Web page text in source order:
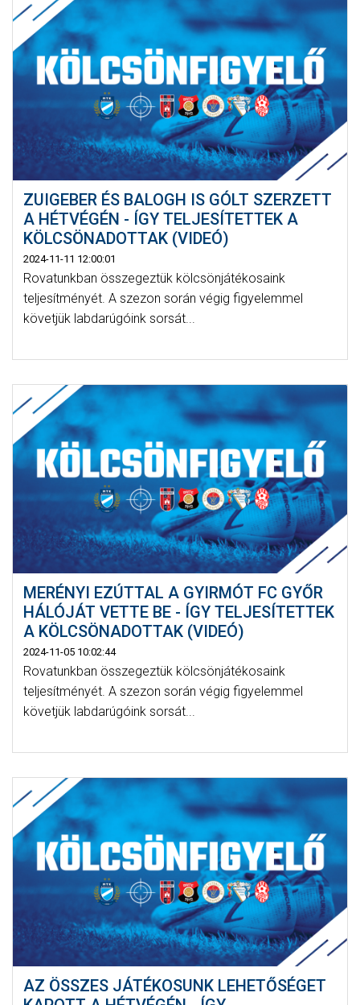
ZUIGEBER ÉS BALOGH IS GÓLT SZERZETT
A HÉTVÉGÉN - ÍGY TELJESÍTETTEK A
KÖLCSÖNADOTTAK (VIDEÓ)
2024-11-11 12:00:01
Rovatunkban összegeztük kölcsönjátékosaink
teljesítményét. A szezon során végig figyelemmel
követjük labdarúgóink sorsát...
MERÉNYI EZÚTTAL A GYIRMÓT FC GYŐR
HÁLÓJÁT VETTE BE - ÍGY TELJESÍTETTEK
A KÖLCSÖNADOTTAK (VIDEÓ)
2024-11-05 10:02:44
Rovatunkban összegeztük kölcsönjátékosaink
teljesítményét. A szezon során végig figyelemmel
követjük labdarúgóink sorsát...
AZ ÖSSZES JÁTÉKOSUNK LEHETŐSÉGET